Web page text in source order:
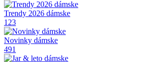
Trendy 2026 dámske
123
Novinky dámske
491